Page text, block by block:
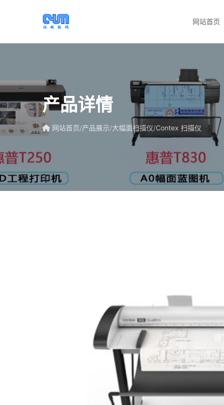
网站首页
产品详情
网站首页/产品展示/大幅面扫描仪/Contex 扫描仪